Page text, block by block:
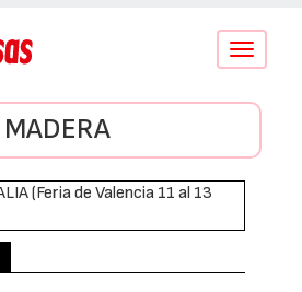
Conmutar
MADERA